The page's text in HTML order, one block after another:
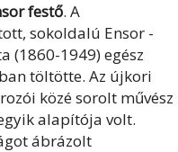
festő. A
sokoldalú Ensor -
(1860-1949) egész
töltötte. Az újkori
közé sorolt művész
alapítója volt.
ábrázolt